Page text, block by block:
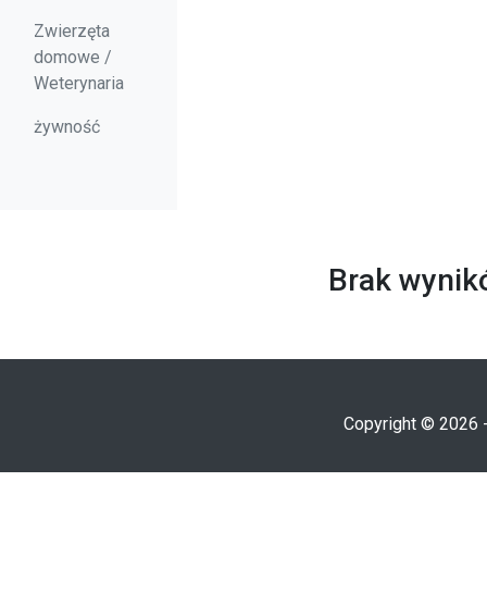
Zwierzęta
domowe /
Weterynaria
żywność
Brak
Copyright © 2026